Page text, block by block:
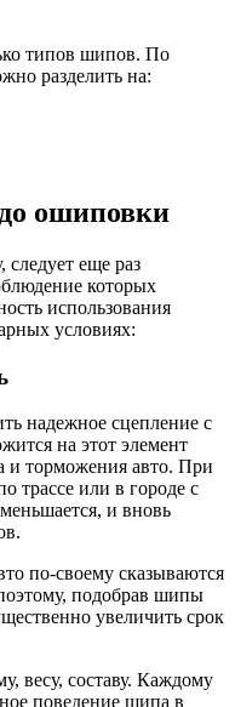
типов шипов. По
разделить на:
ошиповки
еще раз
которых
использования
условиях:
надежное сцепление с
на этот элемент
и торможения авто. При
трассе или в городе с
и вновь
по-своему сказываются
подобрав шипы
увеличить срок
весу, составу. Каждому
поведение шипа в